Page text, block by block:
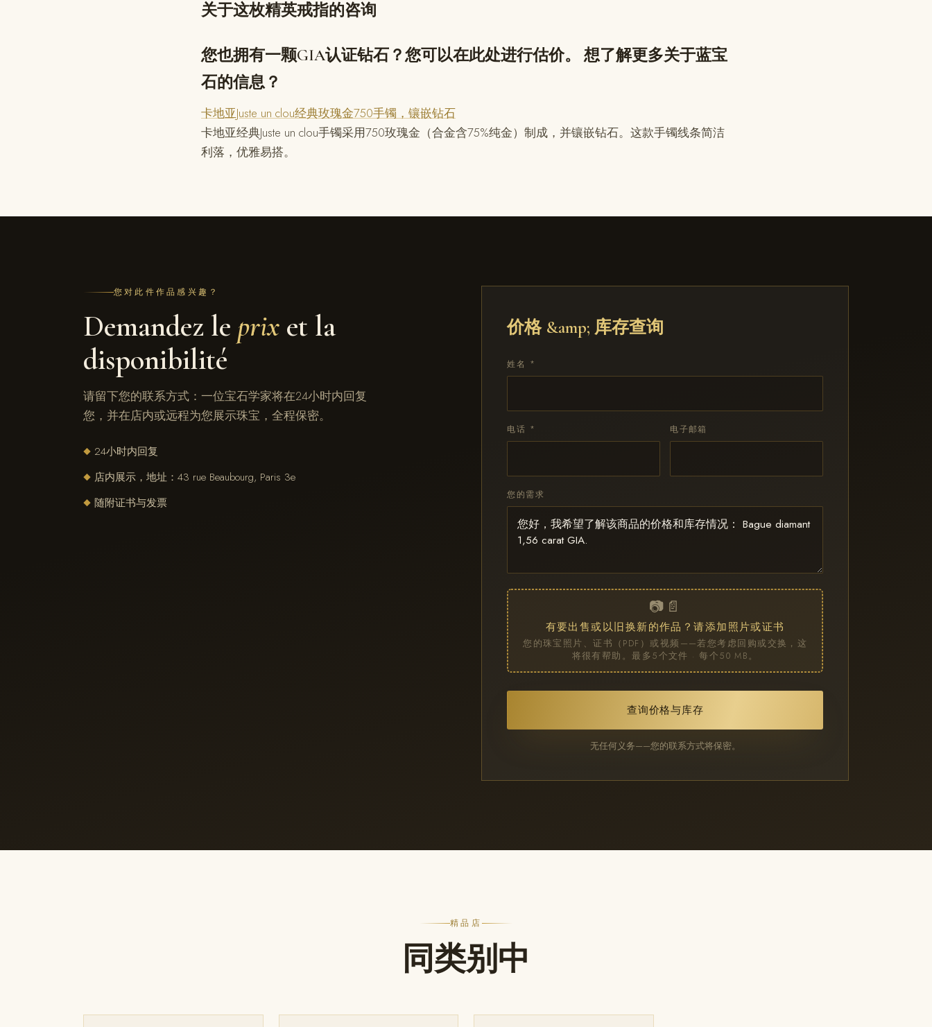
关于这枚精英戒指的咨询
您也拥有一颗GIA认证钻石？您可以在此处进行估价。 想了解更多关于蓝宝
石的信息？
卡地亚Juste un clou经典玫瑰金750手镯，镶嵌钻石
卡地亚经典Juste un clou手镯采用750玫瑰金（合金含75%纯金）制成，并镶嵌钻石。这款手镯线条简洁
利落，优雅易搭。
您对此件作品感兴趣？
Demandez le prix et la
disponibilité
请留下您的联系方式：一位宝石学家将在24小时内回复
您，并在店内或远程为您展示珠宝，全程保密。
◆ 24小时内回复
◆ 店内展示，地址：43 rue Beaubourg, Paris 3e
◆ 随附证书与发票
价格 &amp; 库存查询
姓名 *
电话 * 电子邮箱
您的需求
📷 📄
有要出售或以旧换新的作品？请添加照片或证书
您的珠宝照片、证书（PDF）或视频——若您考虑回购或交换，这
将很有帮助。最多5个文件 · 每个50 MB。
查询价格与库存
无任何义务——您的联系方式将保密。
精品店
同类别中